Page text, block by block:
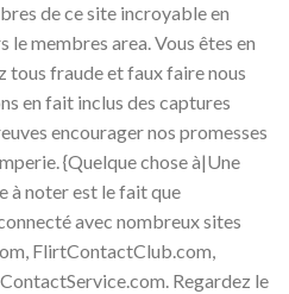
de ce site incroyable en
le membres area. Vous êtes en
tous fraude et faux faire nous
en fait inclus des captures
encourager nos promesses
{Quelque chose à|Une
à noter est le fait que
avec nombreux sites
FlirtContactClub.com,
Regardez le